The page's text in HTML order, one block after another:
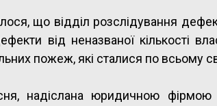
що відділ розслідування
від неназваної кількості
пожеж, які сталися по всьому
надіслана юридичною